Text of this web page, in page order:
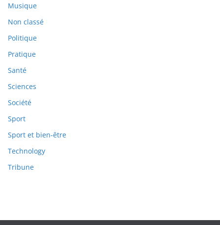
Musique
Non classé
Politique
Pratique
Santé
Sciences
Société
Sport
Sport et bien-être
Technology
Tribune